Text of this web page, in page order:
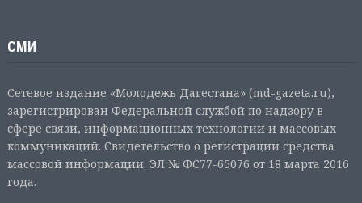
СМИ
Сетевое издание «Молодежь Дагестана» (md-gazeta.ru),
зарегистрирован Федеральной службой по надзору в
сфере связи, информационных технологий и массовых
коммуникаций. Свидетельство о регистрации средства
массовой информации: ЭЛ № ФС77-65076 от 18 марта 2016
года.